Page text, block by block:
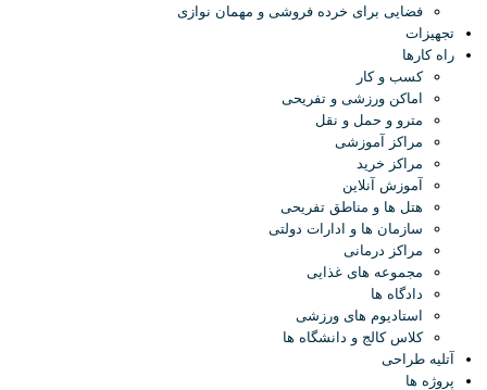
فضایی برای خرده فروشی و مهمان نوازی
تجهیزات
راه کارها
کسب و کار
اماکن ورزشی و تفریحی
مترو و حمل و نقل
مراکز آموزشی
مراکز خرید
آموزش آنلاین
هتل ها و مناطق تفریحی
سازمان ها و ادارات دولتی
مراکز درمانی
مجموعه های غذایی
دادگاه ها
استادیوم های ورزشی
کلاس کالج و دانشگاه ها
آتلیه طراحی
پروژه ها